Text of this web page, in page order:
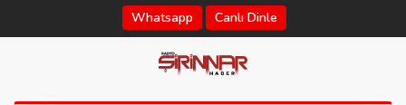
Whatsapp Canlı Dinle